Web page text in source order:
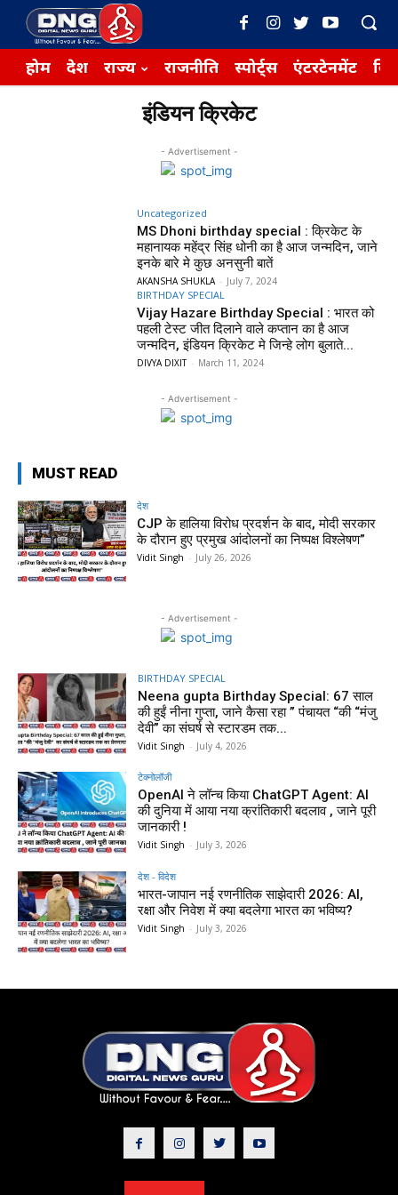
होम देश राज्य राजनीति स्पोर्ट्स एंटरटेनमेंट
इंडियन क्रिकेट
- Advertisement -
Uncategorized
MS Dhoni birthday special : क्रिकेट के
महानायक महेंद्र सिंह धोनी का है आज जन्मदिन, जाने
इनके बारे मे कुछ अनसुनी बातें
AKANSHA SHUKLA - July 7, 2024
BIRTHDAY SPECIAL
Vijay Hazare Birthday Special : भारत को
पहली टेस्ट जीत दिलाने वाले कप्तान का है आज
जन्मदिन, इंडियन क्रिकेट मे जिन्हे लोग बुलाते...
DIVYA DIXIT - March 11, 2024
- Advertisement -
MUST READ
देश
CJP के हालिया विरोध प्रदर्शन के बाद, मोदी सरकार
के दौरान हुए प्रमुख आंदोलनों का निष्पक्ष विश्लेषण”
Vidit Singh - July 26, 2026
- Advertisement -
BIRTHDAY SPECIAL
Neena gupta Birthday Special: 67 साल
की हुईं नीना गुप्ता, जाने कैसा रहा ” पंचायत “की “मंजु
देवी” का संघर्ष से स्टारडम तक...
Vidit Singh - July 4, 2026
टेक्नोलॉजी
OpenAI ने लॉन्च किया ChatGPT Agent: AI
की दुनिया में आया नया क्रांतिकारी बदलाव , जाने पूरी
जानकारी !
Vidit Singh - July 3, 2026
देश - विदेश
भारत-जापान नई रणनीतिक साझेदारी 2026: AI,
रक्षा और निवेश में क्या बदलेगा भारत का भविष्य?
Vidit Singh - July 3, 2026